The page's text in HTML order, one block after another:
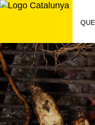
Aller